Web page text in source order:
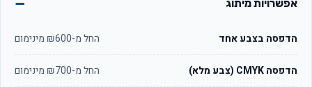
אפשרויות מיתוג
הדפסה בצבע אחד החל מ-₪600 מינימום
הדפסה CMYK (צבע מלא) החל מ-₪700 מינימום